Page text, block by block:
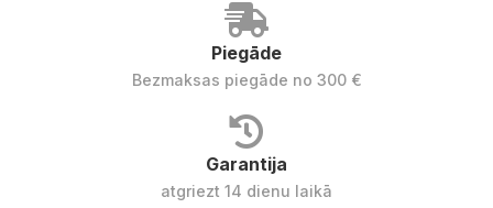
Piegāde
Bezmaksas piegāde no 300 €
Garantija
atgriezt 14 dienu laikā